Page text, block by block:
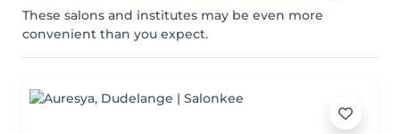
These salons and institutes may be even more
convenient than you expect.